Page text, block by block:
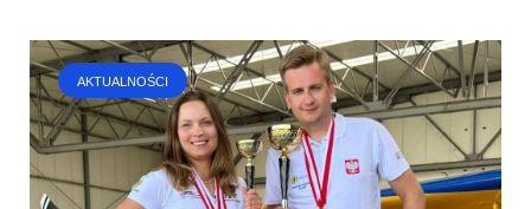
AKTUALNOŚCI